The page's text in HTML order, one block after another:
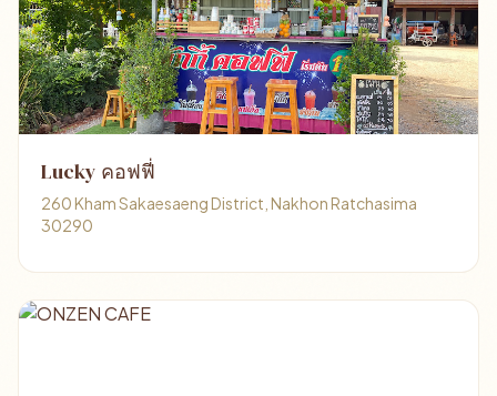
Lucky คอฟฟี่
260 Kham Sakaesaeng District, Nakhon Ratchasima
30290